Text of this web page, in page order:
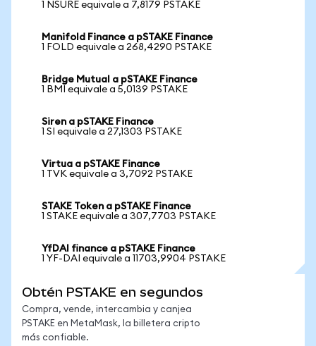
1 NSURE equivale a 7,8179 PSTAKE
Manifold Finance a pSTAKE Finance
1 FOLD equivale a 268,4290 PSTAKE
Bridge Mutual a pSTAKE Finance
1 BMI equivale a 5,0139 PSTAKE
Siren a pSTAKE Finance
1 SI equivale a 27,1303 PSTAKE
Virtua a pSTAKE Finance
1 TVK equivale a 3,7092 PSTAKE
STAKE Token a pSTAKE Finance
1 STAKE equivale a 307,7703 PSTAKE
YfDAI finance a pSTAKE Finance
1 YF-DAI equivale a 11703,9904 PSTAKE
Obtén PSTAKE en segundos
Compra, vende, intercambia y canjea
PSTAKE en MetaMask, la billetera cripto
más confiable.